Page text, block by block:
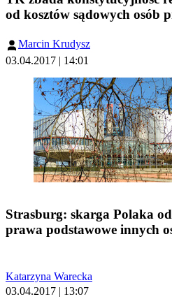
od kosztów sądowych osób
Marcin Krudysz
03.04.2017 | 14:01
Strasburg: skarga Polaka
prawa podstawowe innych
Katarzyna Warecka
03.04.2017 | 13:07